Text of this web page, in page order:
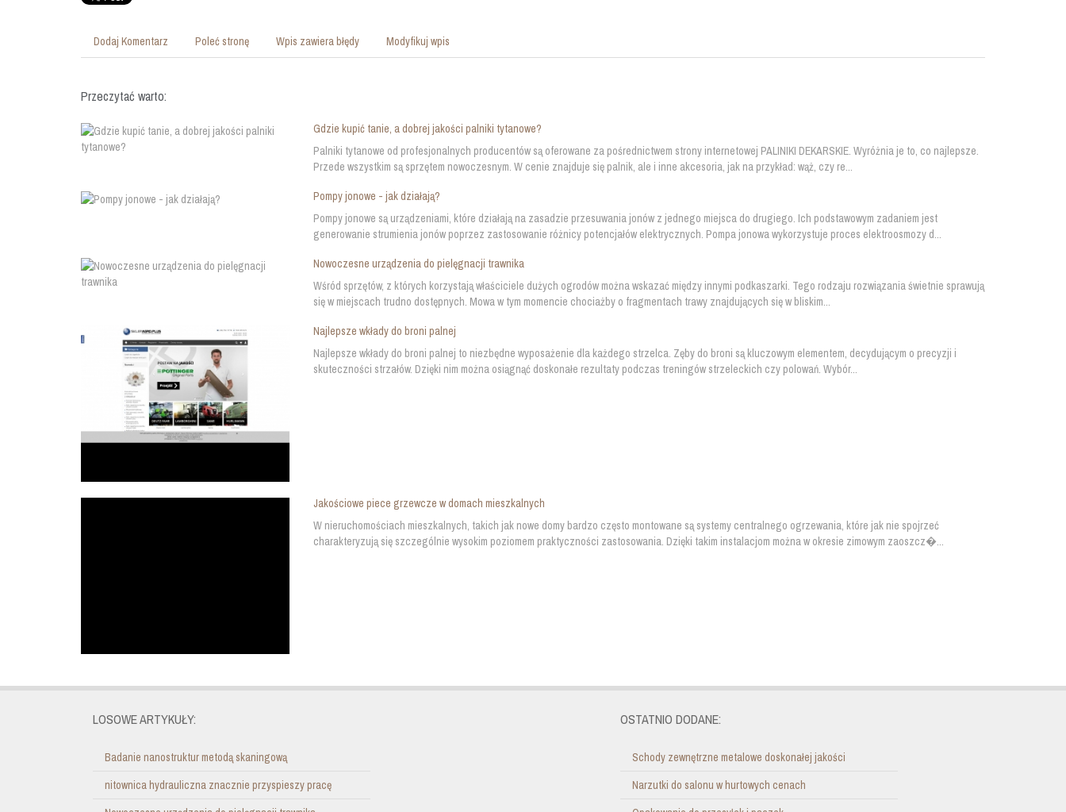
Dodaj Komentarz Poleć stronę Wpis zawiera błędy Modyfikuj wpis
Przeczytać warto:
Gdzie kupić tanie, a dobrej jakości palniki tytanowe?
Palniki tytanowe od profesjonalnych producentów są oferowane za pośrednictwem strony internetowej PALINIKI DEKARSKIE. Wyróżnia je to, co najlepsze.
Przede wszystkim są sprzętem nowoczesnym. W cenie znajduje się palnik, ale i inne akcesoria, jak na przykład: wąż, czy re...
Pompy jonowe - jak działają?
Pompy jonowe są urządzeniami, które działają na zasadzie przesuwania jonów z jednego miejsca do drugiego. Ich podstawowym zadaniem jest
generowanie strumienia jonów poprzez zastosowanie różnicy potencjałów elektrycznych. Pompa jonowa wykorzystuje proces elektroosmozy d...
Nowoczesne urządzenia do pielęgnacji trawnika
Wśród sprzętów, z których korzystają właściciele dużych ogrodów można wskazać między innymi podkaszarki. Tego rodzaju rozwiązania świetnie sprawują
się w miejscach trudno dostępnych. Mowa w tym momencie chociażby o fragmentach trawy znajdujących się w bliskim...
Najlepsze wkłady do broni palnej
Najlepsze wkłady do broni palnej to niezbędne wyposażenie dla każdego strzelca. Zęby do broni są kluczowym elementem, decydującym o precyzji i
skuteczności strzałów. Dzięki nim można osiągnąć doskonałe rezultaty podczas treningów strzeleckich czy polowań. Wybór...
Jakościowe piece grzewcze w domach mieszkalnych
W nieruchomościach mieszkalnych, takich jak nowe domy bardzo często montowane są systemy centralnego ogrzewania, które jak nie spojrzeć
charakteryzują się szczególnie wysokim poziomem praktyczności zastosowania. Dzięki takim instalacjom można w okresie zimowym zaoszcz�...
LOSOWE ARTYKUŁY:
Badanie nanostruktur metodą skaningową
nitownica hydrauliczna znacznie przyspieszy pracę
OSTATNIO DODANE:
Schody zewnętrzne metalowe doskonałej jakości
Narzutki do salonu w hurtowych cenach